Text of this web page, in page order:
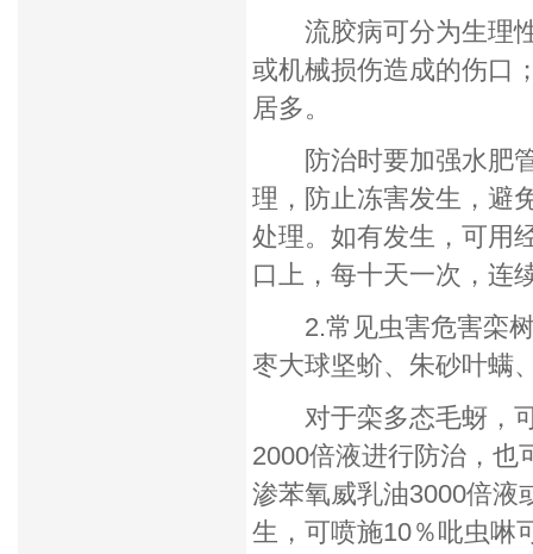
流胶病可分为生理性
或机械损伤造成的伤口
居多。
防治时要加强水肥管
理，防止冻害发生，避
处理。如有发生，可用
口上，每十天一次，连
2.常见虫害危害栾树
枣大球坚蚧、朱砂叶螨
对于栾多态毛蚜，可
2000倍液进行防治，也
渗苯氧威乳油3000倍液
生，可喷施10％吡虫啉